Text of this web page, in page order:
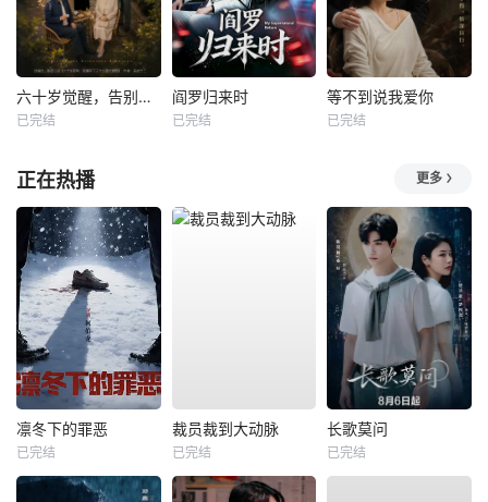
六十岁觉醒，告别三十九载烂婚姻
已完结
阎罗归来时
已完结
等不到说我爱你
已完结
正在热播 更多
凛冬下的罪恶
已完结
裁员裁到大动脉
已完结
长歌莫问
已完结